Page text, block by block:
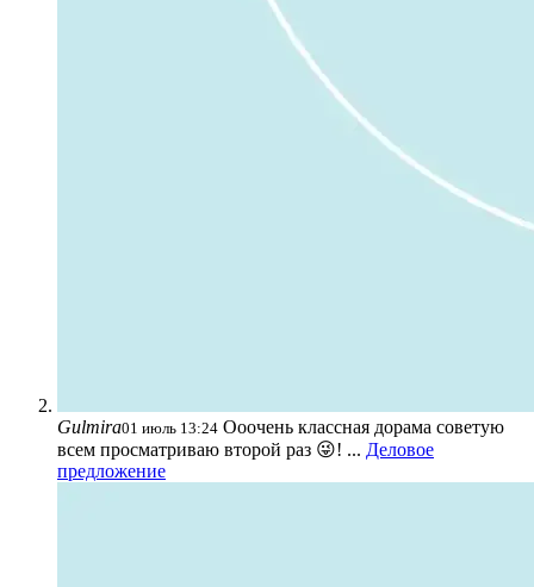
Gulmira01 июль 13:24 Ооочень классная дорама советую
всем просматриваю второй раз 😜! ... Деловое
предложение